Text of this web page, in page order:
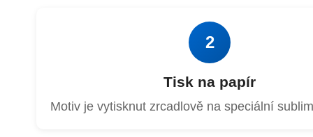
2
Tisk na papír
Motiv je vytisknut zrcadlově na speciální